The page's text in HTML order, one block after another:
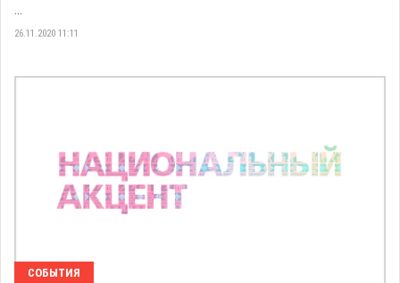
...
26.11.2020 11:11
СОБЫТИЯ